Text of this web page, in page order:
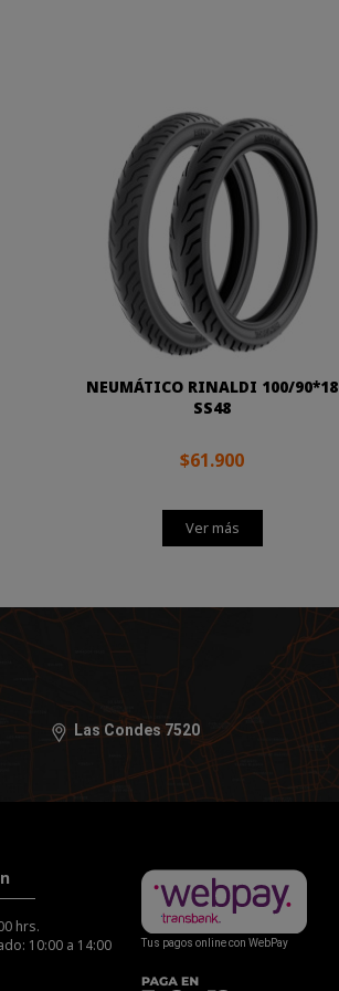
NEUMÁTICO RINALDI 100/90*18
SS48
$61.900
Ver más
Las Condes 7520
hrs.
10:00 a 14:00
Tus pagos online con WebPay